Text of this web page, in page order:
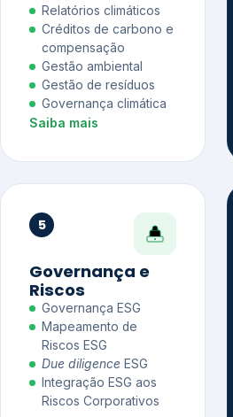
Relatórios climáticos
Créditos de carbono e
compensação
Gestão ambiental
Gestão de resíduos
Governança climática
Saiba mais
5
Governança e
Riscos
Governança ESG
Mapeamento de
Riscos ESG
Due diligence ESG
Integração ESG aos
Riscos Corporativos